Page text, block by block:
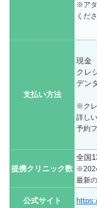
※アタ
くだ
支払い方法
現金
クレ
デン
※クレ
詳し
予約
提携クリニック数
全国
最新
公式サイト